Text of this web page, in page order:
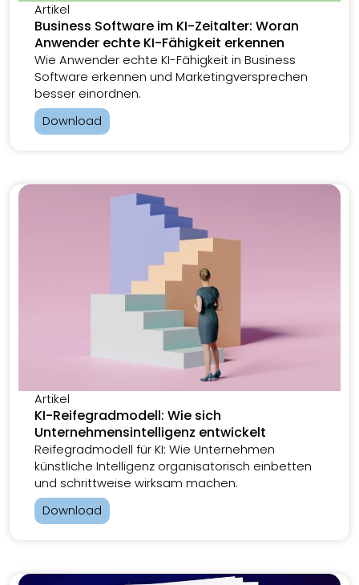
Artikel
Business Software im KI-Zeitalter: Woran
Anwender echte KI-Fähigkeit erkennen
Wie Anwender echte KI-Fähigkeit in Business
Software erkennen und Marketingversprechen
besser einordnen.
Download
Artikel
KI-Reifegradmodell: Wie sich
Unternehmensintelligenz entwickelt
Reifegradmodell für KI: Wie Unternehmen
künstliche Intelligenz organisatorisch einbetten
und schrittweise wirksam machen.
Download